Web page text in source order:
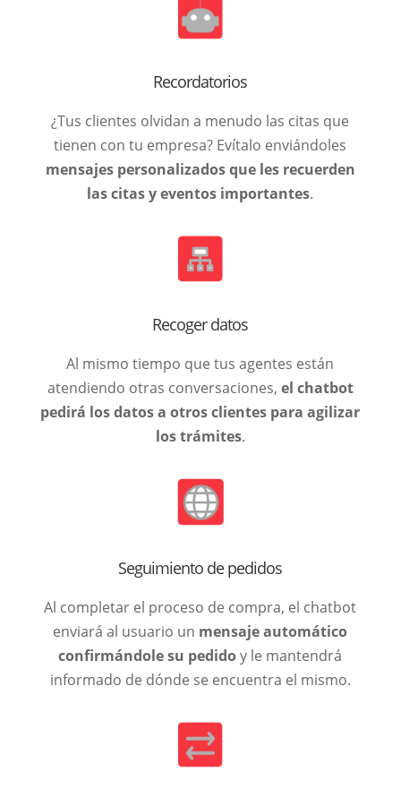
Recordatorios
¿Tus clientes olvidan a menudo las citas que
tienen con tu empresa? Evítalo enviándoles
mensajes personalizados que les recuerden
las citas y eventos importantes.
Recoger datos
Al mismo tiempo que tus agentes están
atendiendo otras conversaciones, el chatbot
pedirá los datos a otros clientes para agilizar
los trámites.
Seguimiento de pedidos
Al completar el proceso de compra, el chatbot
enviará al usuario un mensaje automático
confirmándole su pedidoy le mantendrá
informado de dónde se encuentra el mismo.